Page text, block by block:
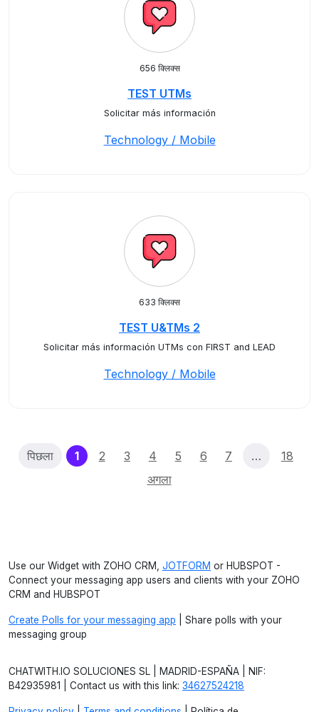
656 क्लिक्स
TEST UTMs
Solicitar más información
Technology / Mobile
633 क्लिक्स
TEST U&TMs 2
Solicitar más información UTMs con FIRST and LEAD
Technology / Mobile
पिछला 1(current)
2 3 4 5 6 7 …
18
अगला
Use our Widget with ZOHO CRM, JOTFORM or HUBSPOT -
Connect your messaging app users and clients with your ZOHO
CRM and HUBSPOT
Create Polls for your messaging app | Share polls with your
messaging group
CHATWITH.IO SOLUCIONES SL | MADRID-ESPAÑA | NIF:
B42935981 | Contact us with this link: 34627524218